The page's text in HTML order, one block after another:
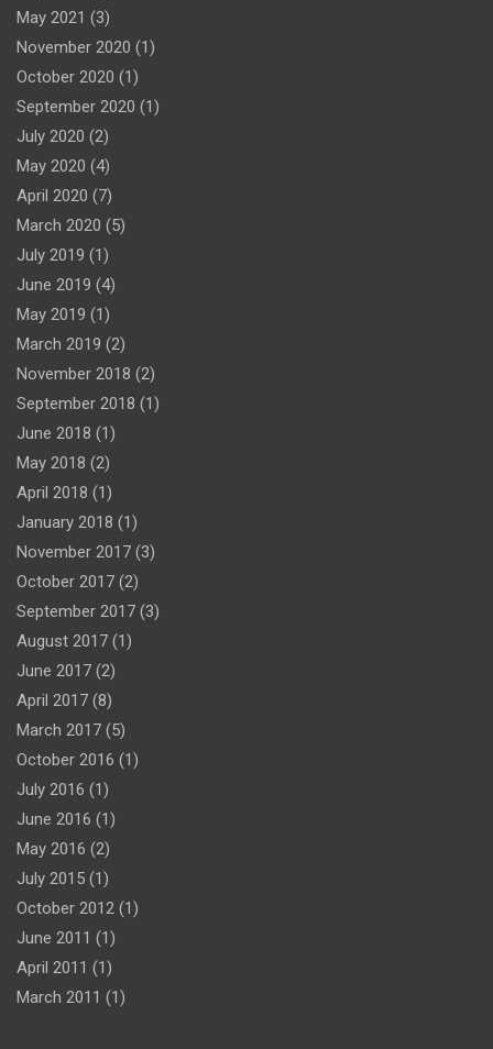
May 2021 (3)
November 2020 (1)
October 2020 (1)
September 2020 (1)
July 2020 (2)
May 2020 (4)
April 2020 (7)
March 2020 (5)
July 2019 (1)
June 2019 (4)
May 2019 (1)
March 2019 (2)
November 2018 (2)
September 2018 (1)
June 2018 (1)
May 2018 (2)
April 2018 (1)
January 2018 (1)
November 2017 (3)
October 2017 (2)
September 2017 (3)
August 2017 (1)
June 2017 (2)
April 2017 (8)
March 2017 (5)
October 2016 (1)
July 2016 (1)
June 2016 (1)
May 2016 (2)
July 2015 (1)
October 2012 (1)
June 2011 (1)
April 2011 (1)
March 2011 (1)